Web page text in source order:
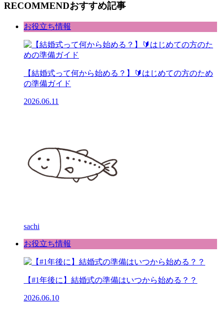
RECOMMENDおすすめ記事
お役立ち情報
【結婚式って何から始める？】🔰はじめての方のため
の準備ガイド
2026.06.11
sachi
お役立ち情報
【#1年後に】結婚式の準備はいつから始める？？
2026.06.10